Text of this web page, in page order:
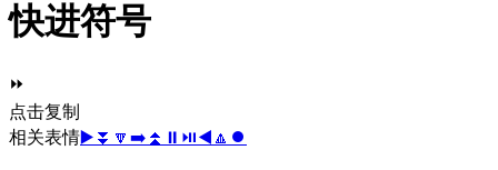
快进符号
⏩
点击复制
相关表情▶️ ⏬ 🔽 ➡️ ⏫ ⏸️ ⏯️◀️ 🔼 ⏺️